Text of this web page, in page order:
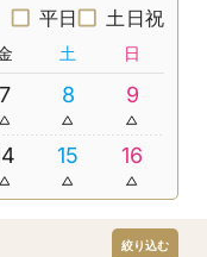
平日 土日祝
土 日
7 8 9
15 16
絞り込む